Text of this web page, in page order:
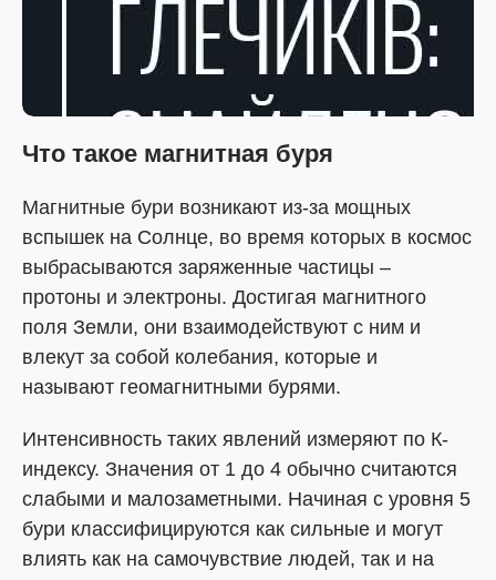
Что такое магнитная буря
Магнитные бури возникают из-за мощных
вспышек на Солнце, во время которых в космос
выбрасываются заряженные частицы –
протоны и электроны. Достигая магнитного
поля Земли, они взаимодействуют с ним и
влекут за собой колебания, которые и
называют геомагнитными бурями.
Интенсивность таких явлений измеряют по К-
индексу. Значения от 1 до 4 обычно считаются
слабыми и малозаметными. Начиная с уровня 5
бури классифицируются как сильные и могут
влиять как на самочувствие людей, так и на